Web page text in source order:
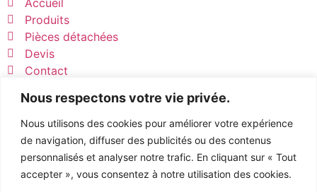
Nous respectons votre vie privée.
Nous utilisons des cookies pour améliorer votre expérience
de navigation, diffuser des publicités ou des contenus
personnalisés et analyser notre trafic. En cliquant sur « Tout
accepter », vous consentez à notre utilisation des cookies.
Accueil
Produits
Pièces détachées
Devis
Contact
Mentions légales
Politiques de confidentialité
Conditions générales de vente
Règlement et Expédition